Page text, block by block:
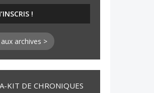
archives >
KIT DE CHRONIQUES